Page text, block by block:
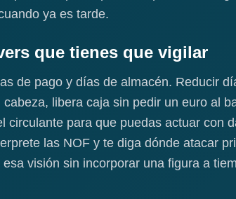
ya es tarde.
que tienes que vigilar
de pago y días de almacén. Reducir
libera caja sin pedir un euro al
circulante para que puedas actuar con
las NOF y te diga dónde atacar
visión sin incorporar una figura a